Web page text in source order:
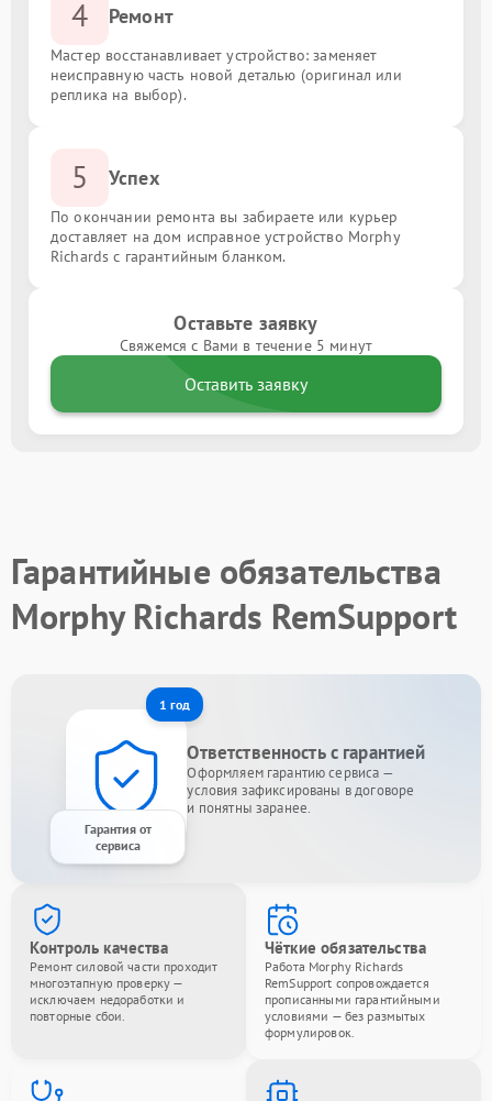
4 Ремонт
Мастер восстанавливает устройство: заменяет
неисправную часть новой деталью (оригинал или
реплика на выбор).
5 Успех
По окончании ремонта вы забираете или курьер
доставляет на дом исправное устройство Morphy
Richards с гарантийным бланком.
Оставьте заявку
Свяжемся с Вами в течение 5 минут
Оставить заявку
Гарантийные обязательства
Morphy Richards RemSupport
1 год
Гарантия от
сервиса
Ответственность с гарантией
Оформляем гарантию сервиса —
условия зафиксированы в договоре
и понятны заранее.
Контроль качества
Ремонт силовой части проходит
многоэтапную проверку —
исключаем недоработки и
повторные сбои.
Чёткие обязательства
Работа Morphy Richards
RemSupport сопровождается
прописанными гарантийными
условиями — без размытых
формулировок.